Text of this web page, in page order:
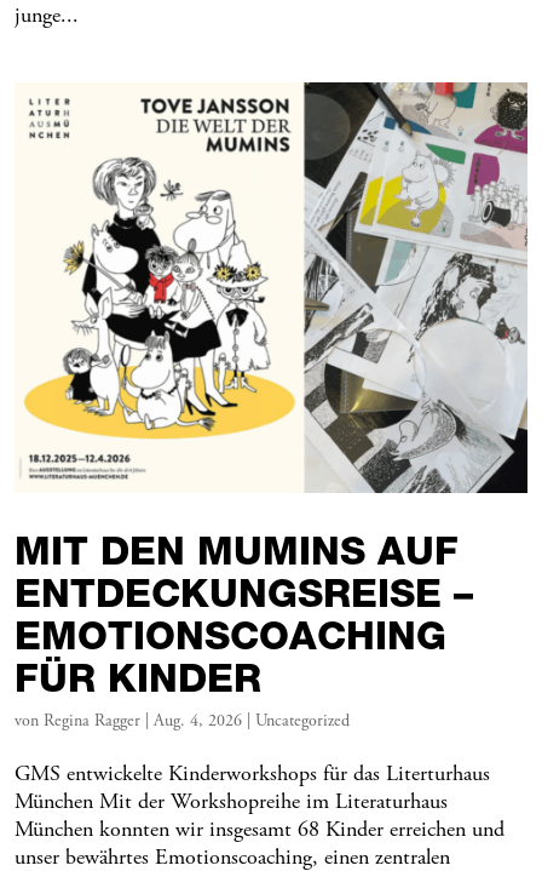
junge...
MIT DEN MUMINS AUF
ENTDECKUNGSREISE –
EMOTIONSCOACHING
FÜR KINDER
von Regina Ragger Aug. 4, 2026 Uncategorized
GMS entwickelte Kinderworkshops für das Literturhaus
München Mit der Workshopreihe im Literaturhaus
München konnten wir insgesamt 68 Kinder erreichen und
unser bewährtes Emotionscoaching, einen zentralen